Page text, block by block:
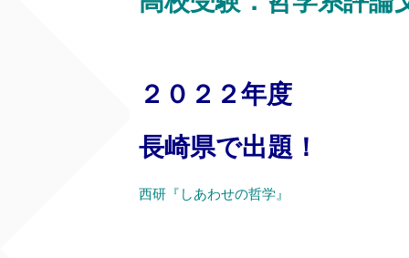
２０２２年度
長崎県で出題！
西研『しあわせの哲学』